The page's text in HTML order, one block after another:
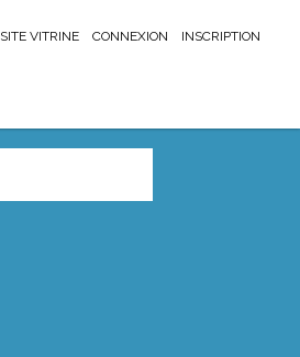
INSCRIPTION
CONNEXION
SITE VITRINE